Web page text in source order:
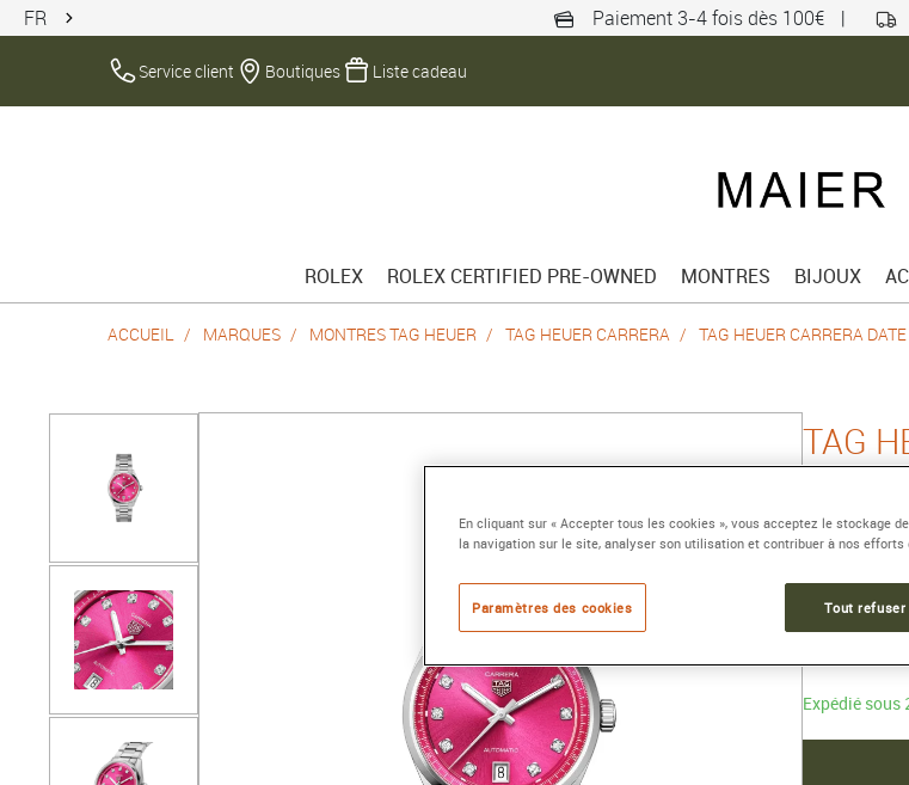
FR Paiement 3-4 fois dès 100€ |
Service client Boutiques Liste cadeau
ROLEX ROLEX CERTIFIED PRE-OWNED MONTRES BIJOUX
ACCUEIL MARQUES MONTRES TAG HEUER TAG HEUER CARRERA TAG HEUER CARRERA DATE
TAG
Référence :
Collection :
4
Expédié sous
En cliquant sur « Accepter tous les cookies », vous acceptez le stockage
la navigation sur le site, analyser son utilisation et contribuer à nos efforts
Paramètres des cookies Tout refuser